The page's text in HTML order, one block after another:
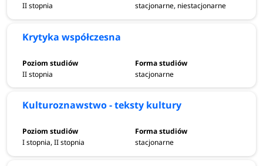
II stopnia stacjonarne, niestacjonarne
Krytyka współczesna
II stopnia stacjonarne
Kulturoznawstwo - teksty kultury
I stopnia, II stopnia stacjonarne